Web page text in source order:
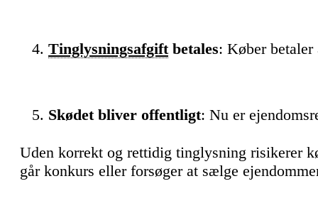
Tinglysningsafgiftbetales: Køber
Skødet bliver offentligt: Nu er
Uden korrekt og rettidig tinglysning risikerer
går konkurs eller forsøger at sælge